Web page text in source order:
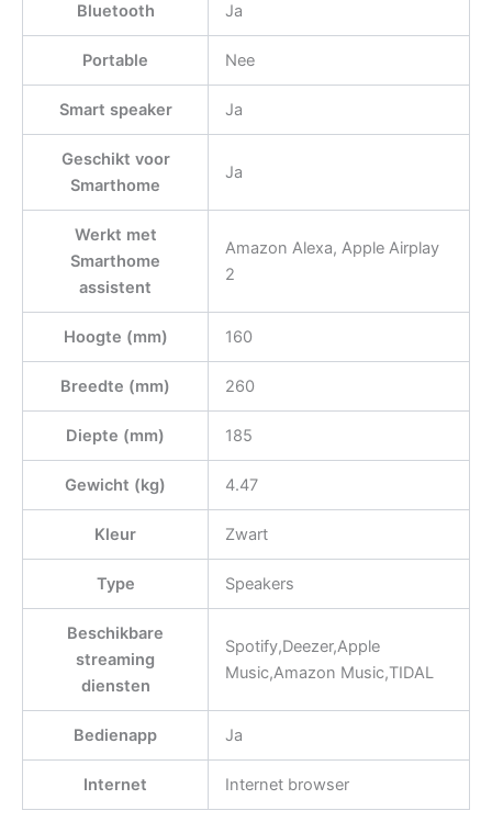
Bluetooth Ja
Portable Nee
Smart speaker Ja
Geschikt voor
Smarthome
Ja
Werkt met
Smarthome
assistent
Amazon Alexa, Apple Airplay
2
Hoogte (mm) 160
Breedte (mm) 260
Diepte (mm) 185
Gewicht (kg) 4.47
Kleur Zwart
Type Speakers
Beschikbare
streaming
diensten
Spotify,Deezer,Apple
Music,Amazon Music,TIDAL
Bedienapp Ja
Internet Internet browser